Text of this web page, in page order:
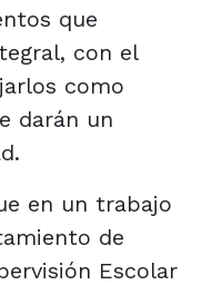
que
con el
como
darán un
en un trabajo
de
Escolar